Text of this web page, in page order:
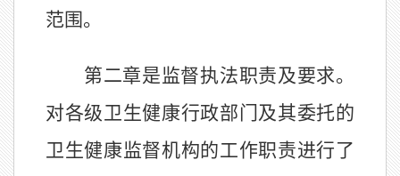
范围。
第二章是监督执法职责及要求。
对各级卫生健康行政部门及其委托的
卫生健康监督机构的工作职责进行了